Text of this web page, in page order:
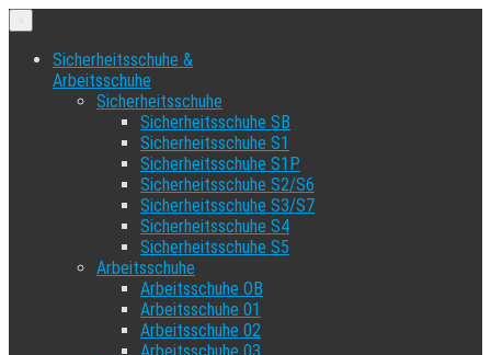
Sicherheitsschuhe &
Arbeitsschuhe
Sicherheitsschuhe
Sicherheitsschuhe SB
Sicherheitsschuhe S1
Sicherheitsschuhe S1P
Sicherheitsschuhe S2/S6
Sicherheitsschuhe S3/S7
Sicherheitsschuhe S4
Sicherheitsschuhe S5
Arbeitsschuhe
Arbeitsschuhe OB
Arbeitsschuhe 01
Arbeitsschuhe 02